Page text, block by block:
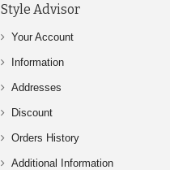
Style Advisor
Your Account
Information
Addresses
Discount
Orders History
Additional Information